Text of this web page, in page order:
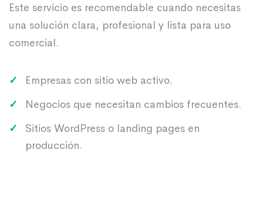
Este servicio es recomendable cuando necesitas
una solución clara, profesional y lista para uso
comercial.
Empresas con sitio web activo.
Negocios que necesitan cambios frecuentes.
Sitios WordPress o landing pages en
producción.